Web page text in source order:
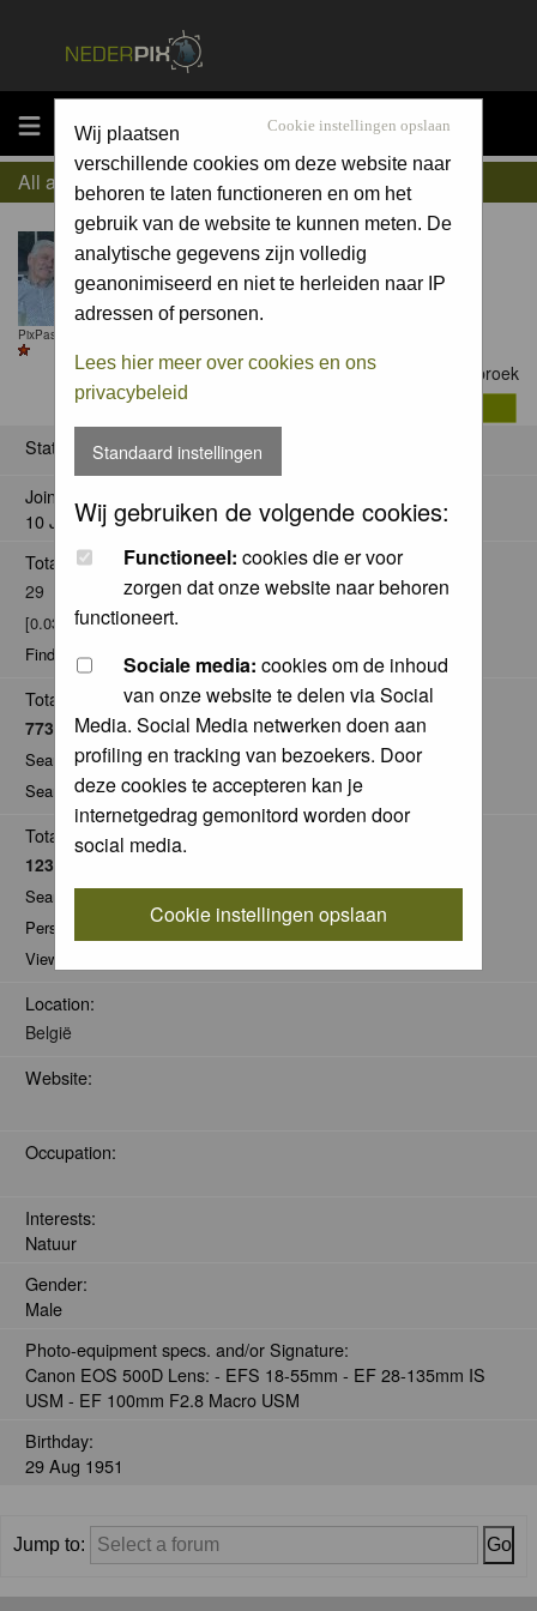
MENU Cookie instellingen opslaan
Wij plaatsen
verschillende cookies om deze website naar
behoren te laten functioneren en om het
gebruik van de website te kunnen meten. De
analytische gegevens zijn volledig
geanonimiseerd en niet te herleiden naar IP
adressen of personen.
Lees hier meer over cookies en ons
privacybeleid
Standaard instellingen
Wij gebruiken de volgende cookies:
Functioneel: cookies die er voor
zorgen dat onze website naar behoren
functioneert.
Sociale media: cookies om de inhoud
van onze website te delen via Social
Media. Social Media netwerken doen aan
profiling en tracking van bezoekers. Door
deze cookies te accepteren kan je
internetgedrag gemonitord worden door
social media.
Cookie instellingen opslaan
All about Paul Vandebroek
PixPas (Basic) till 13 Oct 2026
Contact Paul Vandebroek
Status
Joined:
10 Jun 2009
Total posts:
29
[0.03% of total / 0.00 posts per day]
Find all posts by Paul Vandebroek
Total Comments:
7739
Search for comments by this user
Search for all nominations given by this user
Total Pics:
1232
Search for pics made by Paul Vandebroek
Personal Gallery of Paul Vandebroek
View comments on pics of Paul Vandebroek
Location:
België
Website:
Occupation:
Interests:
Natuur
Gender:
Male
Photo-equipment specs. and/or Signature:
Canon EOS 500D Lens: - EFS 18-55mm - EF 28-135mm IS
USM - EF 100mm F2.8 Macro USM
Birthday:
29 Aug 1951
Jump to: